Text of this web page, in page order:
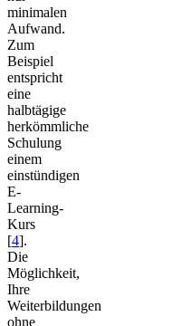
minimalen
Aufwand.
Zum
Beispiel
entspricht
eine
halbtägige
herkömmliche
Schulung
einem
einstündigen
E-
Learning-
Kurs
[4].
Die
Möglichkeit,
Ihre
Weiterbildungen
ohne